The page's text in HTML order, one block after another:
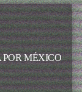
MÉXICO